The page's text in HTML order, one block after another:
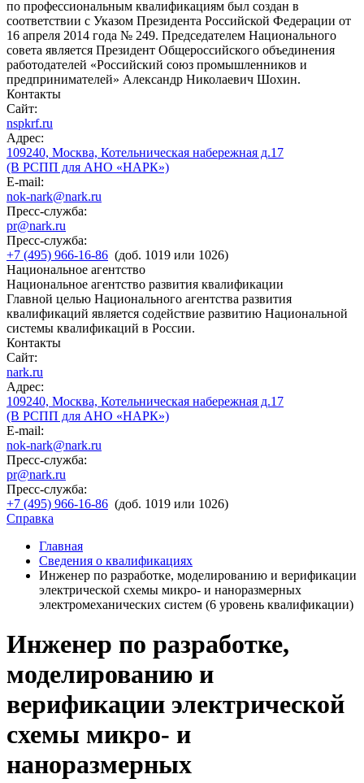
по профессиональным квалификациям был создан в
соответствии с Указом Президента Российской Федерации от
16 апреля 2014 года № 249. Председателем Национального
совета является Президент Общероссийского объединения
работодателей «Российский союз промышленников и
предпринимателей» Александр Николаевич Шохин.
Контакты
Сайт:
nspkrf.ru
Адрес:
109240, Москва, Котельническая набережная д.17
(В РСПП для АНО «НАРК»)
E-mail:
nok-nark@nark.ru
Пресс-служба:
pr@nark.ru
Пресс-служба:
+7 (495) 966-16-86 (доб. 1019 или 1026)
Национальное агентство
Национальное агентство развития квалификации
Главной целью Национального агентства развития
квалификаций является содействие развитию Национальной
системы квалификаций в России.
Контакты
Сайт:
nark.ru
Адрес:
109240, Москва, Котельническая набережная д.17
(В РСПП для АНО «НАРК»)
E-mail:
nok-nark@nark.ru
Пресс-служба:
pr@nark.ru
Пресс-служба:
+7 (495) 966-16-86 (доб. 1019 или 1026)
Справка
Главная
Сведения о квалификациях
Инженер по разработке, моделированию и верификации
электрической схемы микро- и наноразмерных
электромеханических систем (6 уровень квалификации)
Инженер по разработке,
моделированию и
верификации электрической
схемы микро- и
наноразмерных